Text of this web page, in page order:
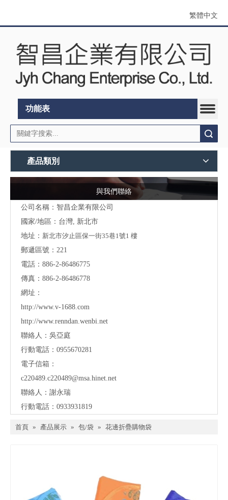
繁體中文
功能表
產品類別
與我們聯絡
公司名稱：智昌企業有限公司
國家/地區：台灣, 新北市
地址： 新北市汐止區保一街35巷1號1 樓
郵遞區號：221
電話：886-2-86486775
傳真：886-2-86486778
網址：
http://www.v-1688.com
http://www.renndan.wenbi.net
聯絡人：吳亞庭
行動電話：0955670281
電子信箱：
c220489.c220489@msa.hinet.net
聯絡人：謝永瑞
行動電話：0933931819
首頁 » 產品展示 » 包/袋 » 花邊折疊購物袋